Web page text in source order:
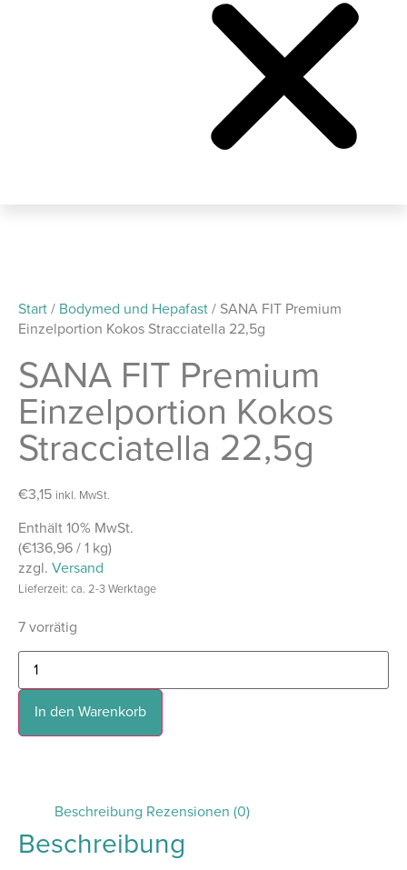
Start / Bodymed und Hepafast / SANA FIT Premium
Einzelportion Kokos Stracciatella 22,5g
SANA FIT Premium
Einzelportion Kokos
Stracciatella 22,5g
€3,15 inkl. MwSt.
Enthält 10% MwSt.
(€136,96 / 1 kg)
zzgl. Versand
Lieferzeit: ca. 2-3 Werktage
7 vorrätig
In den Warenkorb
Beschreibung Rezensionen (0)
Beschreibung